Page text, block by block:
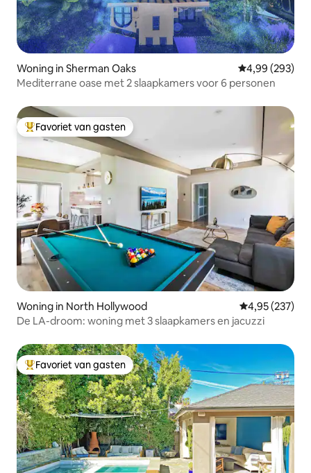
Woning in Sherman Oaks Gemiddelde
4,99 (293)
Mediterrane oase met 2 slaapkamers voor 6 personen
Topfavoriet van gasten
Favoriet van gasten
Woning in North Hollywood Gemiddelde
4,95 (237)
De LA-droom: woning met 3 slaapkamers en jacuzzi
Topfavoriet van gasten
Favoriet van gasten